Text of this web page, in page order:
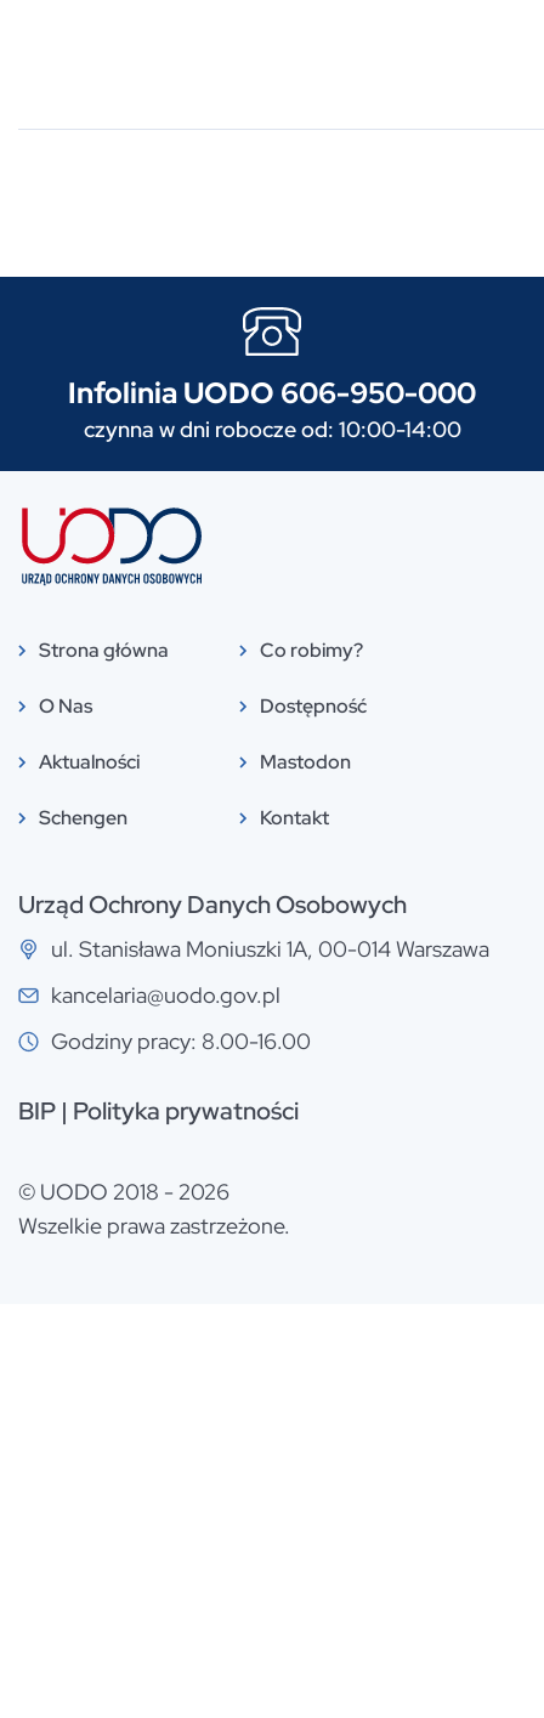
Infolinia UODO 606-950-000
czynna w dni robocze od: 10:00-14:00
Strona główna
O Nas
Aktualności
Schengen
Co robimy?
Dostępność
Mastodon
Kontakt
Urząd Ochrony Danych Osobowych
ul. Stanisława Moniuszki 1A, 00-014 Warszawa
kancelaria@uodo.gov.pl
Godziny pracy: 8.00-16.00
BIP | Polityka prywatności
© UODO 2018 - 2026
Wszelkie prawa zastrzeżone.